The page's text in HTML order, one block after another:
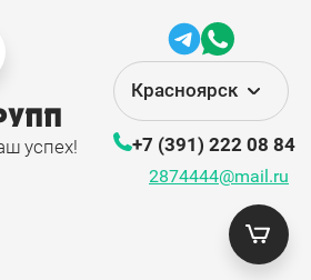
успех!
Красноярск
+7 (391) 222 08 84
2874444@mail.ru